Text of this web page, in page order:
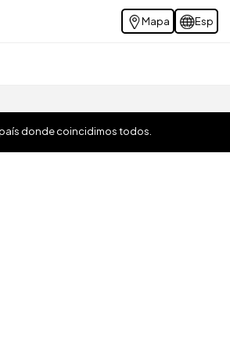
Mapa Esp
país donde coincidimos todos.